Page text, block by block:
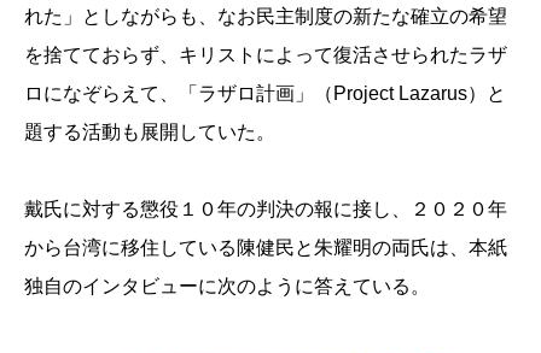
れた」としながらも、なお民主制度の新たな確立の希望
を捨てておらず、キリストによって復活させられたラザ
ロになぞらえて、「ラザロ計画」（Project Lazarus）と
題する活動も展開していた。
戴氏に対する懲役１０年の判決の報に接し、２０２０年
から台湾に移住している陳健民と朱耀明の両氏は、本紙
独自のインタビューに次のように答えている。